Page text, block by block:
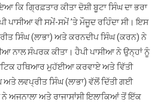
ਕਿ ਗ੍ਰਿਫ਼ਤਾਰ ਕੀਤਾ ਦੋਸ਼ੀ ਬੂਟਾ ਸਿੰਘ ਦਾ ਭਰਾ
ਪਾਸੀਆ ਵੀ ਸਮੇਂ-ਸਮੇਂ ’ਤੇ ਮੌਜੂਦ ਰਹਿੰਦਾ ਸੀ। ਇਸ
ਸਿੰਘ (ਲਾਭਾ) ਅਤੇ ਕਰਨਦੀਪ ਸਿੰਘ (ਕਰਨ) ਨੇ
ਨਾਲ ਸੰਪਰਕ ਕੀਤਾ। ਹੈਪੀ ਪਾਸੀਆ ਨੇ ਉਨ੍ਹਾਂ ਨੂੰ
ਹਥਿਆਰ ਮੁਹੱਈਆ ਕਰਵਾਏ ਅਤੇ ਵਿੱਤੀ
ਅਤੇ ਲਵਪ੍ਰੀਤ ਸਿੰਘ (ਲਾਭਾ) ਵੱਲੋਂ ਦਿੱਤੀ ਗਈ
ਨੇ ਅਜਨਾਲਾ ਅਤੇ ਰਾਜਾਸਾਂਸੀ ਇਲਾਕਿਆਂ ਤੋਂ ਇੱਕ